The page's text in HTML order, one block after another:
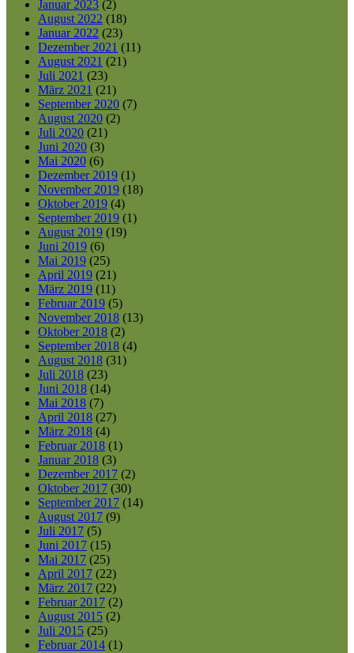
Januar 2023 (2)
August 2022 (18)
Januar 2022 (23)
Dezember 2021 (11)
August 2021 (21)
Juli 2021 (23)
März 2021 (21)
September 2020 (7)
August 2020 (2)
Juli 2020 (21)
Juni 2020 (3)
Mai 2020 (6)
Dezember 2019 (1)
November 2019 (18)
Oktober 2019 (4)
September 2019 (1)
August 2019 (19)
Juni 2019 (6)
Mai 2019 (25)
April 2019 (21)
März 2019 (11)
Februar 2019 (5)
November 2018 (13)
Oktober 2018 (2)
September 2018 (4)
August 2018 (31)
Juli 2018 (23)
Juni 2018 (14)
Mai 2018 (7)
April 2018 (27)
März 2018 (4)
Februar 2018 (1)
Januar 2018 (3)
Dezember 2017 (2)
Oktober 2017 (30)
September 2017 (14)
August 2017 (9)
Juli 2017 (5)
Juni 2017 (15)
Mai 2017 (25)
April 2017 (22)
März 2017 (22)
Februar 2017 (2)
August 2015 (2)
Juli 2015 (25)
Februar 2014 (1)